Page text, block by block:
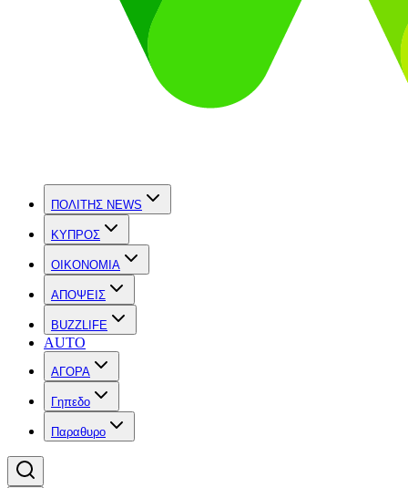
ΠΟΛΙΤΗΣ NEWS
ΚΥΠΡΟΣ
OIKONOMIA
ΑΠΟΨΕΙΣ
BUZZLIFE
AUTO
ΑΓΟΡΑ
Γηπεδο
Παραθυρο